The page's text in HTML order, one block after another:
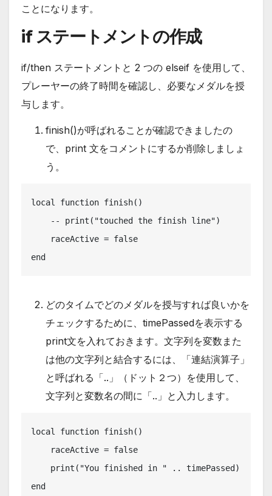
ことになります。
if ステートメントの作成
if/then ステートメントと 2 つの elseif を使用して、
プレーヤーの終了時間を確認し、必要なメダルを授
与します。
finish()が呼ばれることが確認できましたの
で、print 文をコメントにするか削除しましょ
う。
local function finish()
end
どのタイムでどのメダルを授与すれば良いかを
チェックするために、timePassedを表示する
print文を入れておきます。文字列を変数また
は他の文字列と結合するには、「連結演算子」
と呼ばれる「..」（ドット２つ）を使用して、
文字列と変数名の間に「..」と入力します。
local function finish()
end